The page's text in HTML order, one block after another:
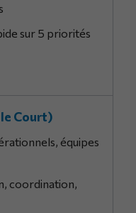
sur 5 priorités
Court)
équipes
coordination,